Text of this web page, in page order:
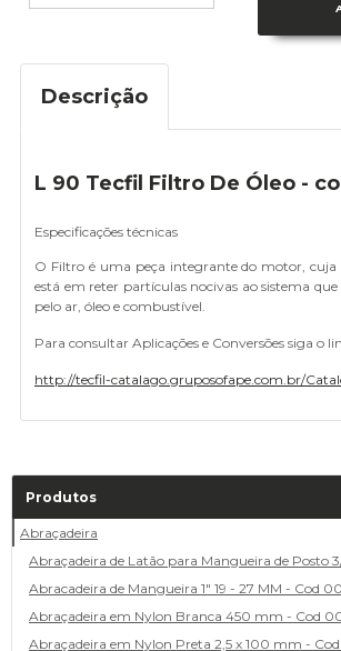
Descrição
L 90 Tecfil Filtro De Óleo -
Especificações técnicas
O Filtro é uma peça integrante do motor, cuja
está em reter partículas nocivas ao sistema
pelo ar, óleo e combustível.
Para consultar Aplicações e Conversões siga o
http://tecfil-catalago.gruposofape.com.br/
Produtos
Abraçadeira
Abraçadeira de Latão para Mangueira de Posto
Abracadeira de Mangueira 1" 19 - 27 MM - Cod
Abraçadeira em Nylon Branca 450 mm - Cod
Abraçadeira em Nylon Preta 2,5 x 100 mm -